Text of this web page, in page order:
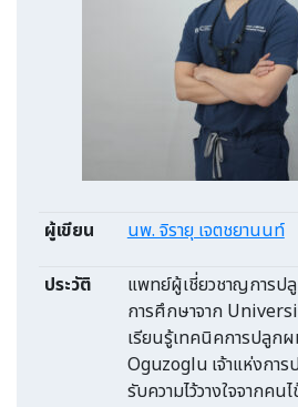
ผู้เขียน นพ. จิรายุ เจตชยานนท์
ประวัติ
แพทย์ผู้เชี่ยวชาญการ
การศึกษาจาก
เรียนรู้เทคนิคการปลูก
Oguzoglu เจ้าแห่งการ
รับความไว้วางใจจากคน